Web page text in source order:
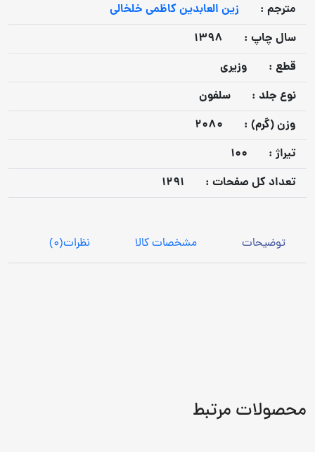
مترجم :
زین العابدین کاظمی خلخالی
سال چاپ :
1398
قطع :
وزیری
نوع جلد :
سلفون
وزن (گرم) :
2080
تيراژ :
100
تعداد كل صفحات :
1291
توضیحات مشخصات کالا نظرات(0)
محصولات مرتبط